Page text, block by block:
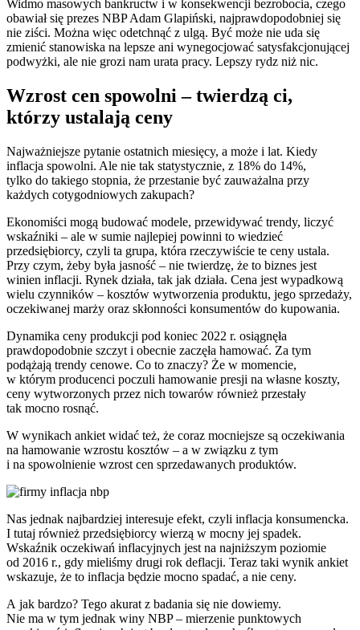
Widmo masowych bankructw i w konsekwencji bezrobocia, czego
obawiał się prezes NBP Adam Glapiński, najprawdopodobniej się
nie ziści. Można więc odetchnąć z ulgą. Być może nie uda się
zmienić stanowiska na lepsze ani wynegocjować satysfakcjonującej
podwyżki, ale nie grozi nam urata pracy. Lepszy rydz niż nic.
Wzrost cen spowolni – twierdzą ci,
którzy ustalają ceny
Najważniejsze pytanie ostatnich miesięcy, a może i lat. Kiedy
inflacja spowolni. Ale nie tak statystycznie, z 18% do 14%,
tylko do takiego stopnia, że przestanie być zauważalna przy
każdych cotygodniowych zakupach?
Ekonomiści mogą budować modele, przewidywać trendy, liczyć
wskaźniki – ale w sumie najlepiej powinni to wiedzieć
przedsiębiorcy, czyli ta grupa, która rzeczywiście te ceny ustala.
Przy czym, żeby była jasność – nie twierdzę, że to biznes jest
winien inflacji. Rynek działa, tak jak działa. Cena jest wypadkową
wielu czynników – kosztów wytworzenia produktu, jego sprzedaży,
oczekiwanej marży oraz skłonności konsumentów do kupowania.
Dynamika ceny produkcji pod koniec 2022 r. osiągnęła
prawdopodobnie szczyt i obecnie zaczęła hamować. Za tym
podążają trendy cenowe. Co to znaczy? Że w momencie,
w którym producenci poczuli hamowanie presji na własne koszty,
ceny wytworzonych przez nich towarów również przestały
tak mocno rosnąć.
W wynikach ankiet widać też, że coraz mocniejsze są oczekiwania
na hamowanie wzrostu kosztów – a w związku z tym
i na spowolnienie wzrost cen sprzedawanych produktów.
Nas jednak najbardziej interesuje efekt, czyli inflacja konsumencka.
I tutaj również przedsiębiorcy wierzą w mocny jej spadek.
Wskaźnik oczekiwań inflacyjnych jest na najniższym poziomie
od 2016 r., gdy mieliśmy drugi rok deflacji. Teraz taki wynik ankiet
wskazuje, że to inflacja będzie mocno spadać, a nie ceny.
A jak bardzo? Tego akurat z badania się nie dowiemy.
Nie ma w tym jednak winy NBP – mierzenie punktowych